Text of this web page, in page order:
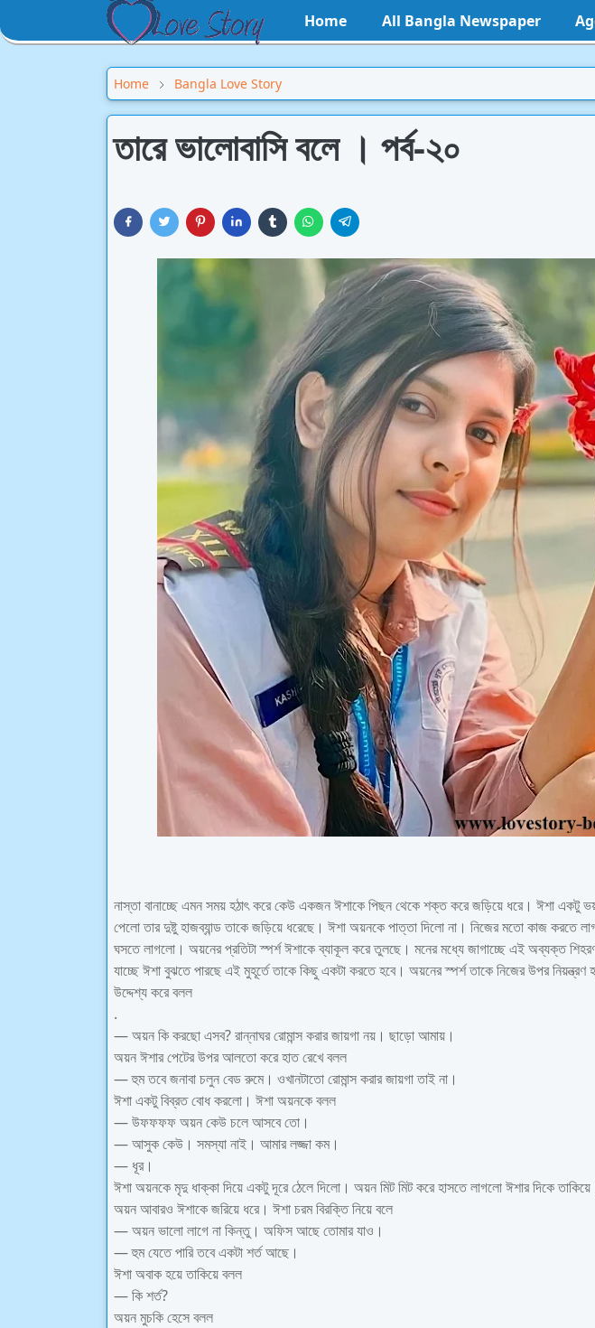
Home All Bangla Newspaper
Home Bangla Love Story
তারে ভালোবাসি বলে । পর্ব-২০
নাস্তা বানাচ্ছে এমন সময় হঠাৎ করে কেউ একজন ঈশাকে পিছন থেকে শক্ত করে জড়িয়ে ধরে। ঈশা একটু
পেলো তার দুষ্টু হাজব্যান্ড তাকে জড়িয়ে ধরেছে। ঈশা অয়নকে পাত্তা দিলো না। নিজের মতো কাজ করতে
ঘসতে লাগলো। অয়নের প্রতিটা স্পর্শ ঈশাকে ব্যাকূল করে তুলছে। মনের মধ্যে জাগাচ্ছে এই অব্যক্ত
যাচ্ছে ঈশা বুঝতে পারছে এই মুহূর্তে তাকে কিছু একটা করতে হবে। অয়নের স্পর্শ তাকে নিজের উপর
উদ্দেশ্য করে বলল
.
— অয়ন কি করছো এসব? রান্নাঘর রোমান্স করার জায়গা নয়। ছাড়ো আমায়।
অয়ন ঈশার পেটের উপর আলতো করে হাত রেখে বলল
— হুম তবে জনাবা চলুন বেড রুমে। ওখানটাতো রোমান্স করার জায়গা তাই না।
ঈশা একটু বিব্রত বোধ করলো। ঈশা অয়নকে বলল
— উফফফফ অয়ন কেউ চলে আসবে তো।
— আসুক কেউ। সমস্যা নাই। আমার লজ্জা কম।
— ধূর।
ঈশা অয়নকে মৃদু ধাক্কা দিয়ে একটু দূরে ঠেলে দিলো। অয়ন মিট মিট করে হাসতে লাগলো ঈশার দিকে
অয়ন আবারও ঈশাকে জরিয়ে ধরে। ঈশা চরম বিরক্তি নিয়ে বলে
— অয়ন ভালো লাগে না কিন্তু। অফিস আছে তোমার যাও।
— হুম যেতে পারি তবে একটা শর্ত আছে।
ঈশা অবাক হয়ে তাকিয়ে বলল
— কি শর্ত?
অয়ন মুচকি হেসে বলল